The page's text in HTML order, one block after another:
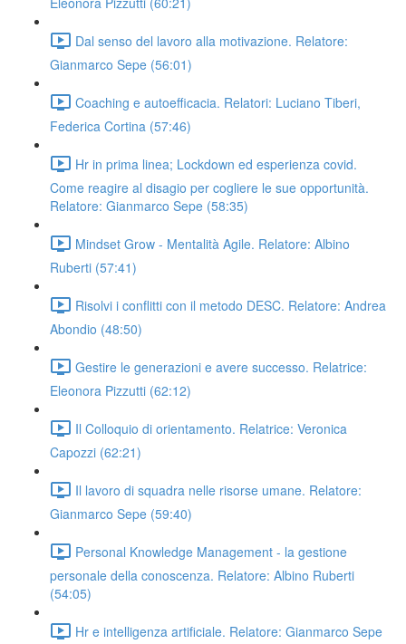
Dal senso del lavoro alla motivazione. Relatore:
Gianmarco Sepe (56:01)
Coaching e autoefficacia. Relatori: Luciano Tiberi,
Federica Cortina (57:46)
Hr in prima linea; Lockdown ed esperienza covid.
Come reagire al disagio per cogliere le sue opportunità.
Relatore: Gianmarco Sepe (58:35)
Mindset Grow - Mentalità Agile. Relatore: Albino
Ruberti (57:41)
Risolvi i conflitti con il metodo DESC. Relatore: Andrea
Abondio (48:50)
Gestire le generazioni e avere successo. Relatrice:
Eleonora Pizzutti (62:12)
Il Colloquio di orientamento. Relatrice: Veronica
Capozzi (62:21)
Il lavoro di squadra nelle risorse umane. Relatore:
Gianmarco Sepe (59:40)
Personal Knowledge Management - la gestione
personale della conoscenza. Relatore: Albino Ruberti
(54:05)
Hr e intelligenza artificiale. Relatore: Gianmarco Sepe